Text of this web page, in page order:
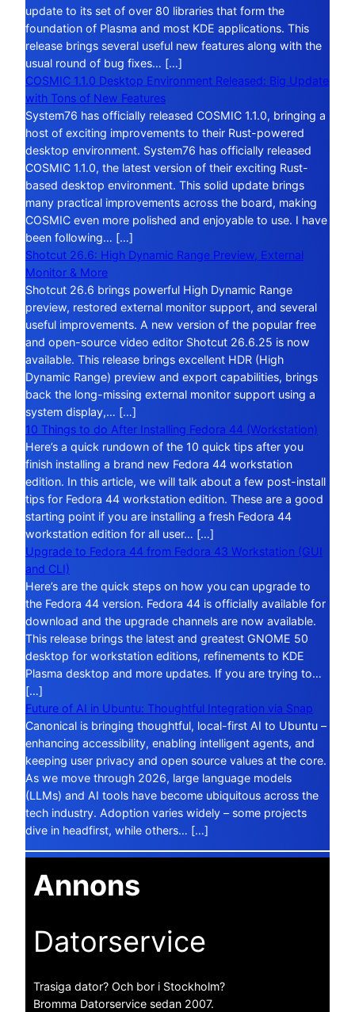
update to its set of over 80 libraries that form the
foundation of Plasma and most KDE applications. This
release brings several useful new features along with the
usual round of bug fixes… […]
COSMIC 1.1.0 Desktop Environment Released: Big Update
with Tons of New Features
System76 has officially released COSMIC 1.1.0, bringing a
host of exciting improvements to their Rust-powered
desktop environment. System76 has officially released
COSMIC 1.1.0, the latest version of their exciting Rust-
based desktop environment. This solid update brings
many practical improvements across the board, making
COSMIC even more polished and enjoyable to use. I have
been following… […]
Shotcut 26.6: High Dynamic Range Preview, External
Monitor & More
Shotcut 26.6 brings powerful High Dynamic Range
preview, restored external monitor support, and several
useful improvements. A new version of the popular free
and open-source video editor Shotcut 26.6.25 is now
available. This release brings excellent HDR (High
Dynamic Range) preview and export capabilities, brings
back the long-missing external monitor support using a
system display,… […]
10 Things to do After Installing Fedora 44 (Workstation)
Here’s a quick rundown of the 10 quick tips after you
finish installing a brand new Fedora 44 workstation
edition. In this article, we will talk about a few post-install
tips for Fedora 44 workstation edition. These are a good
starting point if you are installing a fresh Fedora 44
workstation edition for all user… […]
Upgrade to Fedora 44 from Fedora 43 Workstation (GUI
and CLI)
Here’s are the quick steps on how you can upgrade to
the Fedora 44 version. Fedora 44 is officially available for
download and the upgrade channels are now available.
This release brings the latest and greatest GNOME 50
desktop for workstation editions, refinements to KDE
Plasma desktop and more updates. If you are trying to…
[…]
Future of AI in Ubuntu: Thoughtful Integration via Snap
Canonical is bringing thoughtful, local-first AI to Ubuntu –
enhancing accessibility, enabling intelligent agents, and
keeping user privacy and open source values at the core.
As we move through 2026, large language models
(LLMs) and AI tools have become ubiquitous across the
tech industry. Adoption varies widely – some projects
dive in headfirst, while others… […]
Annons
Datorservice
Trasiga dator? Och bor i Stockholm?
Bromma Datorservice sedan 2007.